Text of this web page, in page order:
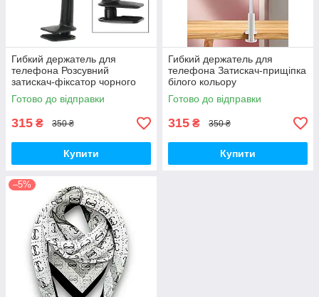
Гибкий держатель для
телефона Розсувний
затискач-фіксатор чорного
кольору
Готово до відправки
315 ₴ 350 ₴
Купити
Гибкий держатель для
телефона Затискач-прищіпка
білого кольору
Готово до відправки
315 ₴ 350 ₴
Купити
–5%